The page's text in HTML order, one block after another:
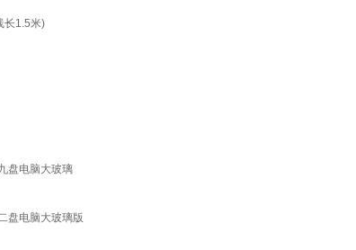
长1.5米)
盘电脑大玻璃
盘电脑大玻璃版